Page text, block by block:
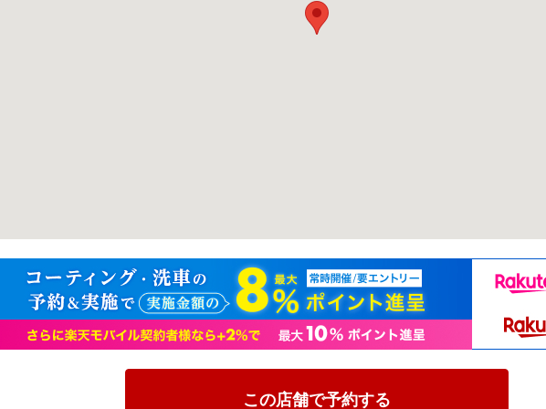
この店舗で予約する